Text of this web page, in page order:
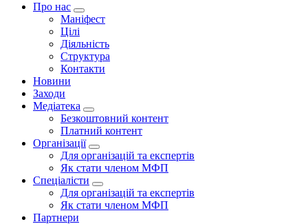
Про нас
Маніфест
Цілі
Діяльність
Структура
Контакти
Новини
Заходи
Медіатека
Безкоштовний контент
Платний контент
Організації
Для організацій та експертів
Як стати членом МФП
Спеціалісти
Для організацій та експертів
Як стати членом МФП
Партнери